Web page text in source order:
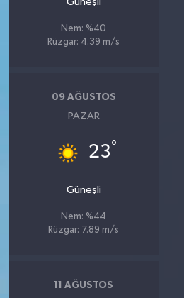
Nem: %40
Rüzgar: 4.39 m/s
09 AĞUSTOS
PAZAR
23°
Güneşli
Nem: %44
Rüzgar: 7.89 m/s
11 AĞUSTOS